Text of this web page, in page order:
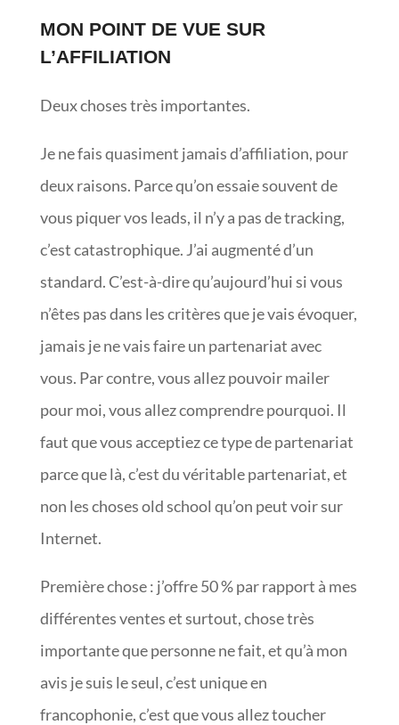
MON POINT DE VUE SUR
L’AFFILIATION
Deux choses très importantes.
Je ne fais quasiment jamais d’affiliation, pour
deux raisons. Parce qu’on essaie souvent de
vous piquer vos leads, il n’y a pas de tracking,
c’est catastrophique. J’ai augmenté d’un
standard. C’est-à-dire qu’aujourd’hui si vous
n’êtes pas dans les critères que je vais évoquer,
jamais je ne vais faire un partenariat avec
vous. Par contre, vous allez pouvoir mailer
pour moi, vous allez comprendre pourquoi. Il
faut que vous acceptiez ce type de partenariat
parce que là, c’est du véritable partenariat, et
non les choses old school qu’on peut voir sur
Internet.
Première chose : j’offre 50 % par rapport à mes
différentes ventes et surtout, chose très
importante que personne ne fait, et qu’à mon
avis je suis le seul, c’est unique en
francophonie, c’est que vous allez toucher